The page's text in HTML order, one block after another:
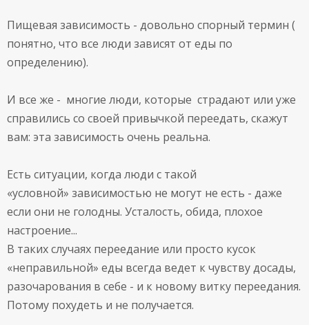
Пищевая зависимость - довольно спорный термин (
понятно, что все люди зависят от еды по
определению).
И все же - многие люди, которые страдают или уже
справились со своей привычкой переедать, скажут
вам: эта зависимость очень реальна.
Есть ситуации, когда люди с такой
«условной» зависимостью не могут не есть - даже
если они не голодны. Усталость, обида, плохое
настроение...
В таких случаях переедание или просто кусок
«неправильной» еды всегда ведет к чувству досады,
разочарования в себе - и к новому витку переедания.
Потому похудеть и не получается.